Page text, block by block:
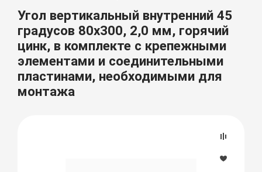
Угол вертикальный внутренний 45
градусов 80х300, 2,0 мм, горячий
цинк, в комплекте с крепежными
элементами и соединительными
пластинами, необходимыми для
монтажа